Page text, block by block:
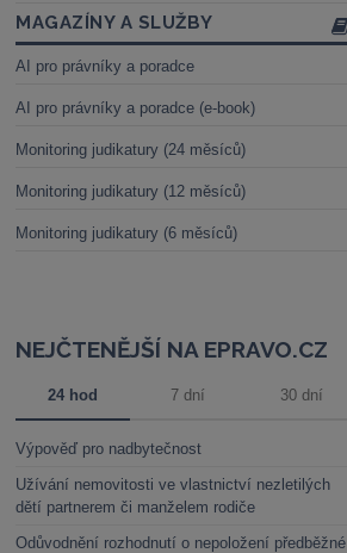
MAGAZÍNY A SLUŽBY
AI pro právníky a poradce
AI pro právníky a poradce (e-book)
Monitoring judikatury (24 měsíců)
Monitoring judikatury (12 měsíců)
Monitoring judikatury (6 měsíců)
NEJČTENĚJŠÍ NA EPRAVO.CZ
24 hod 7 dní 30 dní
Výpověď pro nadbytečnost
Užívání nemovitosti ve vlastnictví nezletilých
dětí partnerem či manželem rodiče
Odůvodnění rozhodnutí o nepoložení předběžné